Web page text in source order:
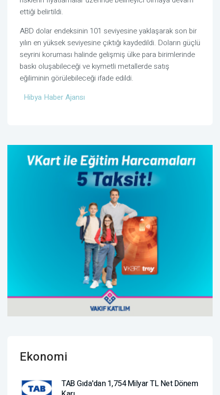
ettiği belirtildi.
ABD dolar endeksinin 101 seviyesine yaklaşarak son bir
yılın en yüksek seviyesine çıktığı kaydedildi. Doların güçlü
seyrini koruması halinde gelişmiş ülke para birimlerinde
baskı oluşabileceği ve kıymetli metallerde satış
eğiliminin görülebileceği ifade edildi.
Hibya Haber Ajansı
Ekonomi
TAB Gıda'dan 1,754 Milyar TL Net Dönem